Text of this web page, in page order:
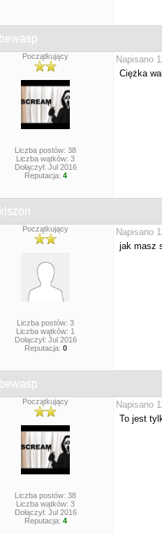
bewasp
Początkujący
Liczba postów: 38
Liczba wątków: 3
Dołączył: Jul 2016
Reputacja: 4
Napisano
Ciężka
kiszon
Początkujący
Liczba postów: 3
Liczba wątków: 1
Dołączył: Jul 2016
Reputacja: 0
Napisano
jak masz
bewasp
Początkujący
Liczba postów: 38
Liczba wątków: 3
Dołączył: Jul 2016
Reputacja: 4
Napisano
To jest